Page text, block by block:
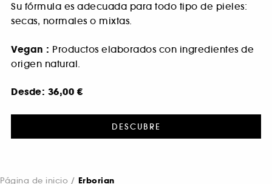
Su fórmula es adecuada para todo tipo de pieles:
secas, normales o mixtas.
Vegan : Productos elaborados con ingredientes de
origen natural.
Desde: 36,00 €
DESCUBRE
Página de inicio Erborian